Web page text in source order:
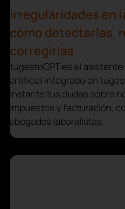
Irregularidades en
cómo detectarlas,
corregirlas
tugestoGPT es el
artificial integrado en
instante tus dudas sobre
impuestos y facturación,
abogados laboralistas.